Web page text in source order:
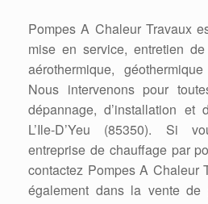
Pompes A Chaleur Travaux
mise en service, entretien
aérothermique,
Nous intervenons pour
dépannage, d’installation et
L’Ile-D’Yeu (85350). Si
entreprise de chauffage par
contactez Pompes A Chaleur
également dans la vente de